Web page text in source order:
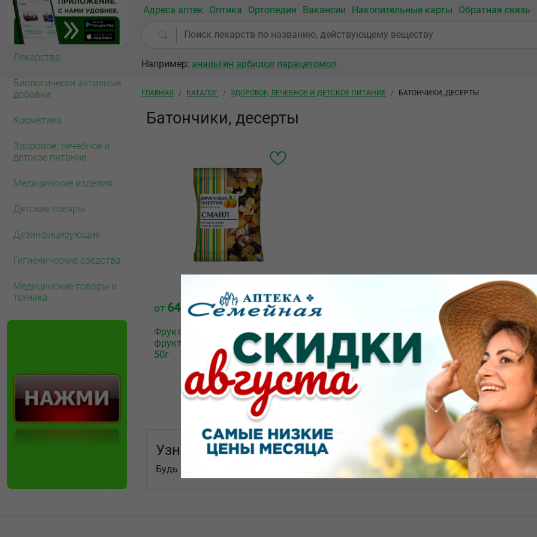
Перейти к основному содержанию
Омск
аптек
Адреса аптек Оптика Ортопедия Вакансии Накопительные карты Обратная связь
Например: анальгин арбидол парацетомол
Лекарства
Биологически активные
добавки
Косметика
Здоровое, лечебное и
детское питание
Медицинские изделия
Детские товары
Дезинфицирующие
Гигиенические средства
Медицинские товары и
техника
Строка навигации
ГЛАВНАЯ КАТАЛОГ ЗДОРОВОЕ, ЛЕЧЕБНОЕ И ДЕТСКОЕ ПИТАНИЕ БАТОНЧИКИ, ДЕСЕРТЫ
Батончики, десерты
от 64.60₽
Фруктовая энергия смесь
фруктово-ореховая смайл
50г
Показать еще
Узнай первым!
Будь в курсе послених новостей и акций.